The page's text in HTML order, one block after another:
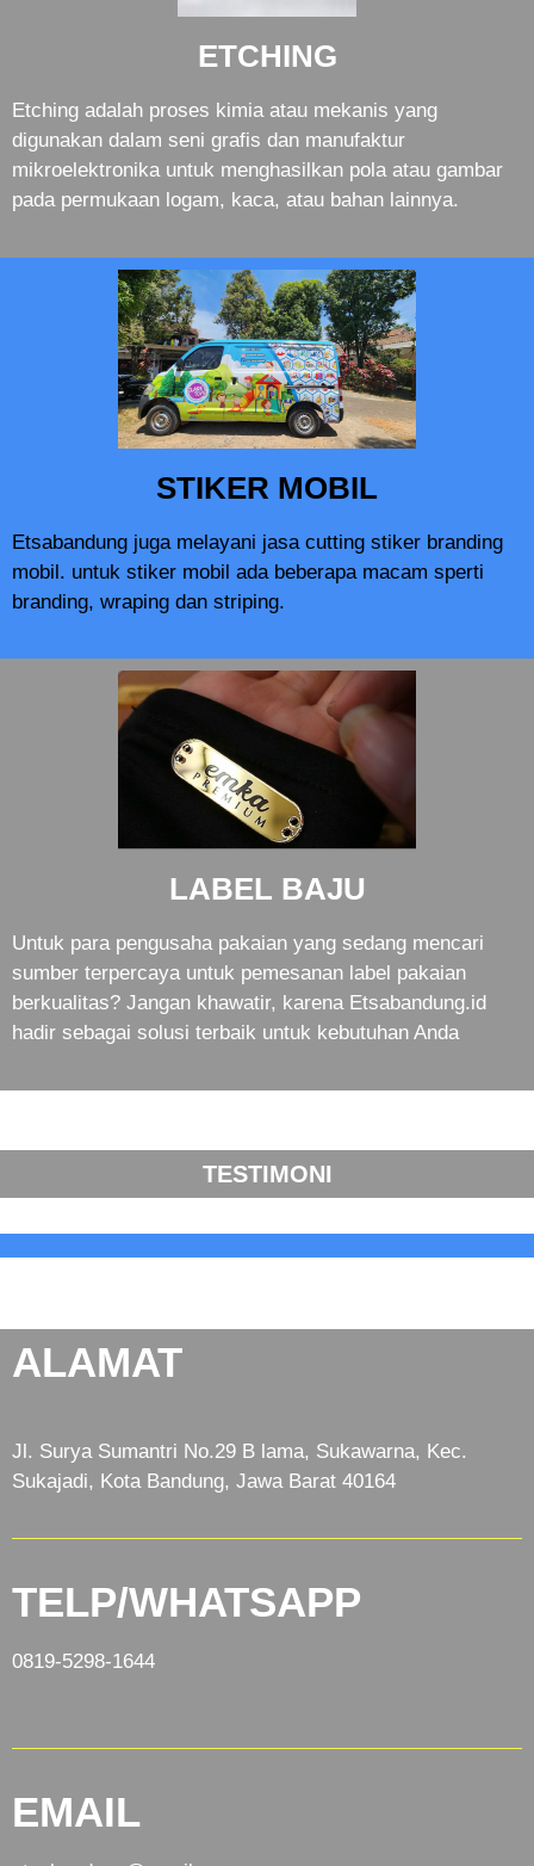
ETCHING
Etching adalah proses kimia atau mekanis yang
digunakan dalam seni grafis dan manufaktur
mikroelektronika untuk menghasilkan pola atau gambar
pada permukaan logam, kaca, atau bahan lainnya.
STIKER MOBIL
Etsabandung juga melayani jasa cutting stiker branding
mobil. untuk stiker mobil ada beberapa macam sperti
branding, wraping dan striping.
LABEL BAJU
Untuk para pengusaha pakaian yang sedang mencari
sumber terpercaya untuk pemesanan label pakaian
berkualitas? Jangan khawatir, karena Etsabandung.id
hadir sebagai solusi terbaik untuk kebutuhan Anda
TESTIMONI
ALAMAT
Jl. Surya Sumantri No.29 B lama, Sukawarna, Kec.
Sukajadi, Kota Bandung, Jawa Barat 40164
TELP/WHATSAPP
0819-5298-1644
EMAIL